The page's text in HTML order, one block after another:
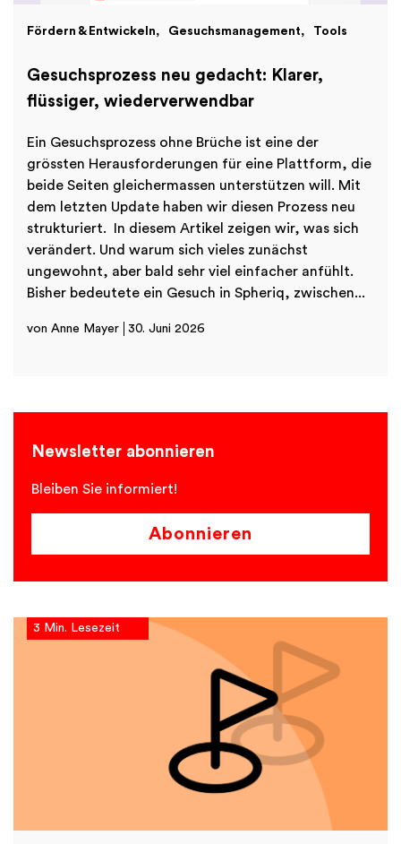
Fördern & Entwickeln Gesuchsmanagement Tools
Gesuchsprozess neu gedacht: Klarer,
flüssiger, wiederverwendbar
Ein Gesuchsprozess ohne Brüche ist eine der
grössten Herausforderungen für eine Plattform, die
beide Seiten gleichermassen unterstützen will. Mit
dem letzten Update haben wir diesen Prozess neu
strukturiert. In diesem Artikel zeigen wir, was sich
verändert. Und warum sich vieles zunächst
ungewohnt, aber bald sehr viel einfacher anfühlt.
Bisher bedeutete ein Gesuch in Spheriq, zwischen...
von Anne Mayer 30. Juni 2026
Newsletter abonnieren
Bleiben Sie informiert!
Abonnieren
3 Min. Lesezeit